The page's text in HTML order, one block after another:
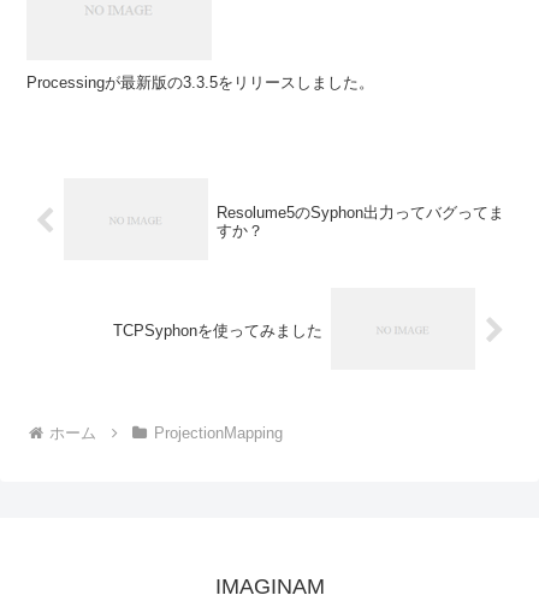
Processingが最新版の3.3.5をリリースしました。
Resolume5のSyphon出力ってバグってま
すか？
TCPSyphonを使ってみました
ホーム ProjectionMapping
IMAGINAM